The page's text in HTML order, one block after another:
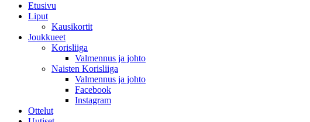
Etusivu
Liput
Kausikortit
Joukkueet
Korisliiga
Valmennus ja johto
Naisten Korisliiga
Valmennus ja johto
Facebook
Instagram
Ottelut